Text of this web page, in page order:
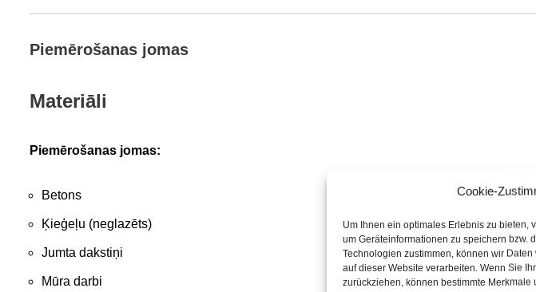
Cookie-
Um Ihnen ein optimales Erlebnis zu bieten,
um Geräteinformationen zu speichern bzw.
Technologien zustimmen, können wir
auf dieser Website verarbeiten. Wenn Sie
zurückziehen, können bestimmte
Piemērošanas jomas
Materiāli
Piemērošanas jomas:
Betons
Ķieģeļu (neglazēts)
Jumta dakstiņi
Mūra darbi